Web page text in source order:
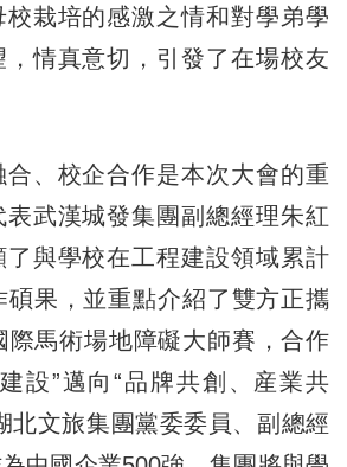
栽培的感激之情和對學弟學
情真意切，引發了在場校友
校企合作是本次大會的重
武漢城發集團副總經理朱紅
與學校在工程建設領域累計
碩果，並重點介紹了雙方正攜
際馬術場地障礙大師賽，合作
設”邁向“品牌共創、産業共
北文旅集團黨委委員、副總經